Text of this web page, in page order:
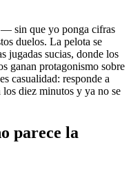
— sin que yo ponga cifras
duelos. La pelota se
jugadas sucias, donde los
ganan protagonismo sobre
casualidad: responde a
diez minutos y ya no se
parece la